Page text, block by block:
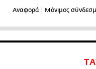
Αναφορά Μόνιμος